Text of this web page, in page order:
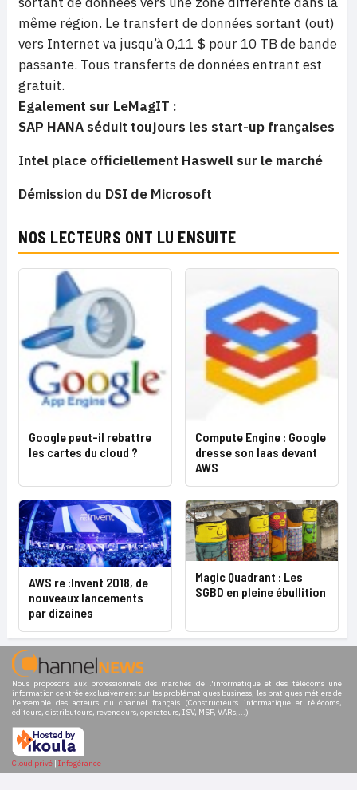
même région. Le transfert de données sortant (out)
vers Internet va jusqu’à 0,11 $ pour 10 TB de bande
passante. Tous transferts de données entrant est
gratuit.
Egalement sur LeMagIT :
SAP HANA séduit toujours les start-up françaises
Intel place officiellement Haswell sur le marché
Démission du DSI de Microsoft
NOS LECTEURS ONT LU ENSUITE
Google peut-il rebattre
les cartes du cloud ?
Compute Engine : Google
dresse son Iaas devant
AWS
AWS re :Invent 2018, de
nouveaux lancements
par dizaines
Magic Quadrant : Les
SGBD en pleine ébullition
Nous proposons aux professionnels des marchés de l'informatique et des télécoms une
information centrée exclusivement sur les problématiques business, les pratiques métiers de
l'ensemble des acteurs du channel français (Constructeurs informatique et télécoms,
éditeurs, distributeurs, revendeurs, opérateurs, ISV, MSP, VARs,...)
Cloud privé | Infogérance